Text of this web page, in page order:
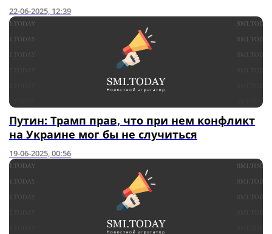
22-06-2025, 12:39
Путин: Трамп прав, что при нем конфликт
на Украине мог бы не случиться
19-06-2025, 00:56